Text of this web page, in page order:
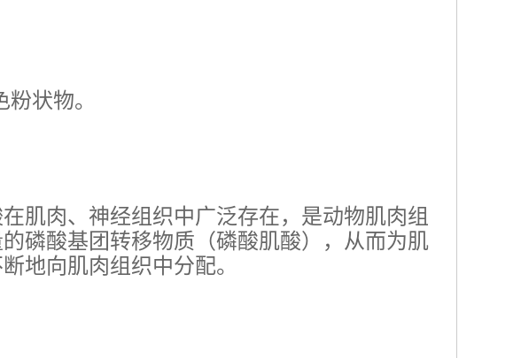
状物。
肌肉、神经组织中广泛存在，是动物肌肉组
磷酸基团转移物质（磷酸肌酸），从而为肌
地向肌肉组织中分配。